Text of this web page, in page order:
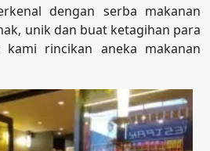
dengan serba makanan
unik dan buat ketagihan para
kami rincikan aneka makanan